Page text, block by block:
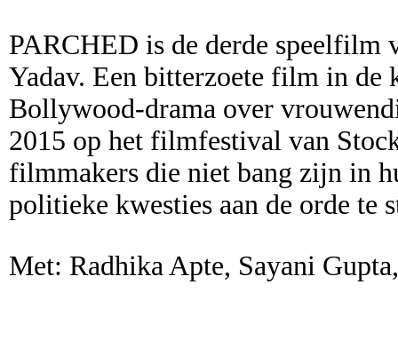
PARCHED is de derde speelfilm
Yadav. Een bitterzoete film in de
Bollywood-drama over
2015 op het filmfestival van
filmmakers die niet bang zijn in
politieke kwesties aan de orde te
Met: Radhika Apte, Sayani